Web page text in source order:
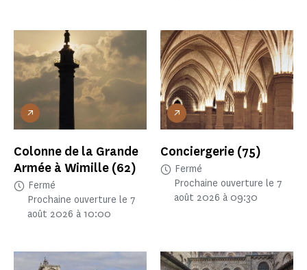
Colonne de la Grande
Armée à Wimille (62)
Fermé
Prochaine ouverture le 7
août 2026 à 10:00
Conciergerie (75)
Fermé
Prochaine ouverture le 7
août 2026 à 09:30